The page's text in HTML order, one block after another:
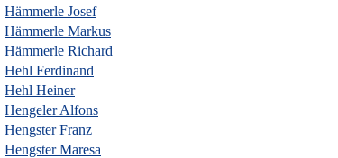
Hämmerle Josef
Hämmerle Markus
Hämmerle Richard
Hehl Ferdinand
Hehl Heiner
Hengeler Alfons
Hengster Franz
Hengster Maresa